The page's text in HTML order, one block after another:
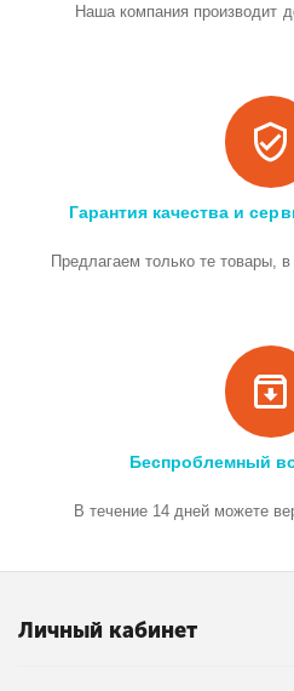
Наша компания производит
Гарантия качества и
Предлагаем только те товары,
Беспроблемный
В течение 14 дней можете
Личный кабинет